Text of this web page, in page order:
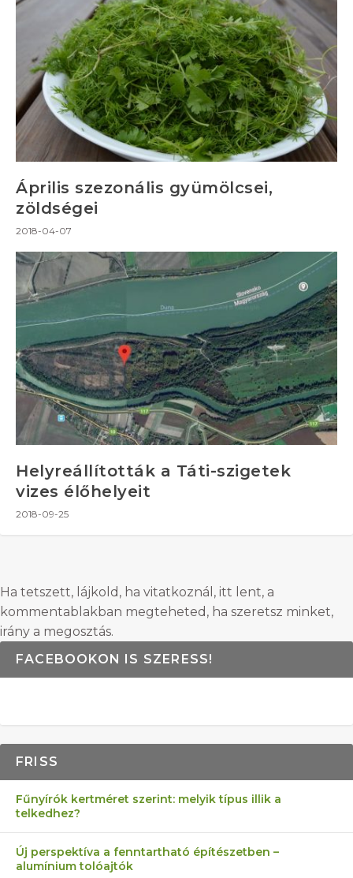
Április szezonális gyümölcsei,
zöldségei
2018-04-07
Helyreállították a Táti-szigetek
vizes élőhelyeit
2018-09-25
Ha tetszett, lájkold, ha vitatkoznál, itt lent, a
kommentablakban megteheted, ha szeretsz minket,
irány a megosztás.
FACEBOOKON IS SZERESS!
FRISS
Fűnyírók kertméret szerint: melyik típus illik a
telkedhez?
Új perspektíva a fenntartható építészetben –
alumínium tolóajtók